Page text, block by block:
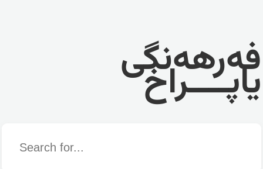
فەرهەنگی
یاپــــراخ
Word